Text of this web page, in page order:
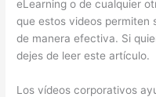
eLearning o de cualquier
que estos videos permiten
de manera efectiva. Si
dejes de leer este artículo.
Los vídeos corporativos